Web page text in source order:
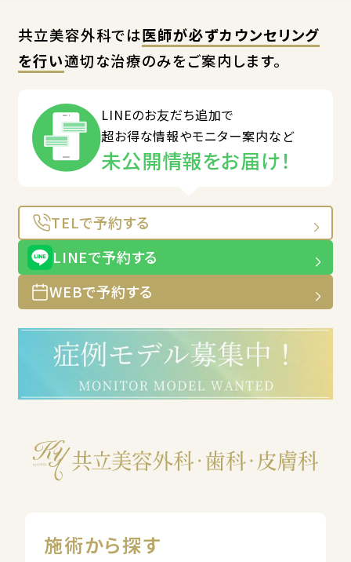
共立美容外科では医師が必ずカウンセリング
を行い適切な治療のみをご案内します。
LINEのお友だち追加で
超お得な情報やモニター案内など
未公開情報をお届け！
TELで予約する
LINEで予約する
WEBで予約する
施術から探す